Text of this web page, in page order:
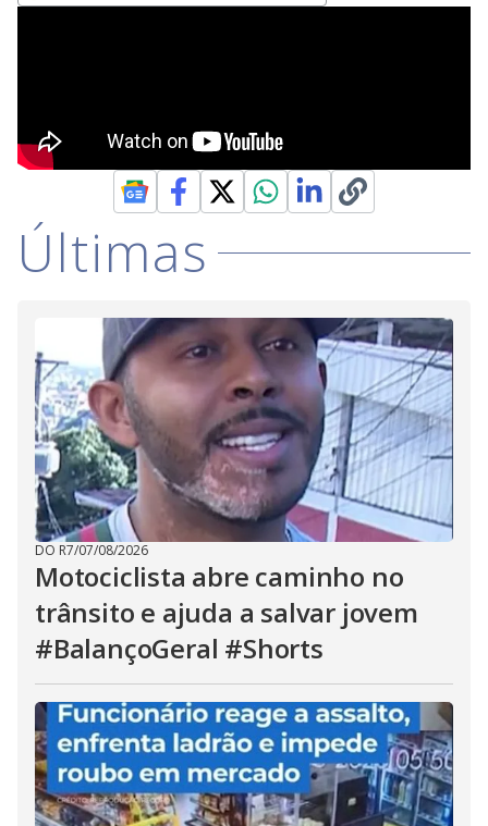
Últimas
DO R7/07/08/2026
Motociclista abre caminho no
trânsito e ajuda a salvar jovem
#BalançoGeral #Shorts